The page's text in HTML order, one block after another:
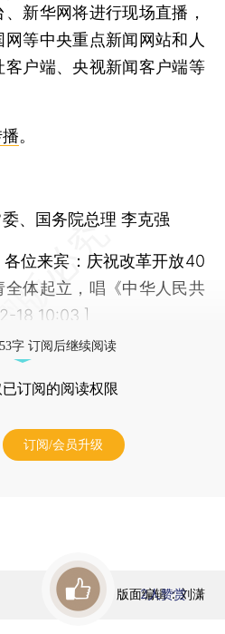
新华网将进行现场直播，
等中央重点新闻网站和人
户端、央视新闻客户端等
。
、国务院总理 李克强
位来宾：庆祝改革开放40
体起立，唱《中华人民共
18 10:03 ]
字 订阅后继续阅读
已订阅的阅读权限
订阅/会员升级
版面编辑：刘潇
2人赞赏